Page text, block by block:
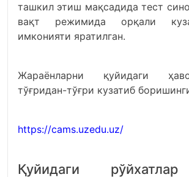
ташкил этиш мақсадида тест
вақт режимида орқали
имконияти яратилган.
Жараёнларни қуйидаги
тўғридан-тўғри кузатиб
https://cams.uzedu.uz/
Қуйидаги